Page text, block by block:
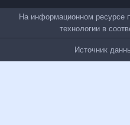
Все
На информационном
рекомендательные